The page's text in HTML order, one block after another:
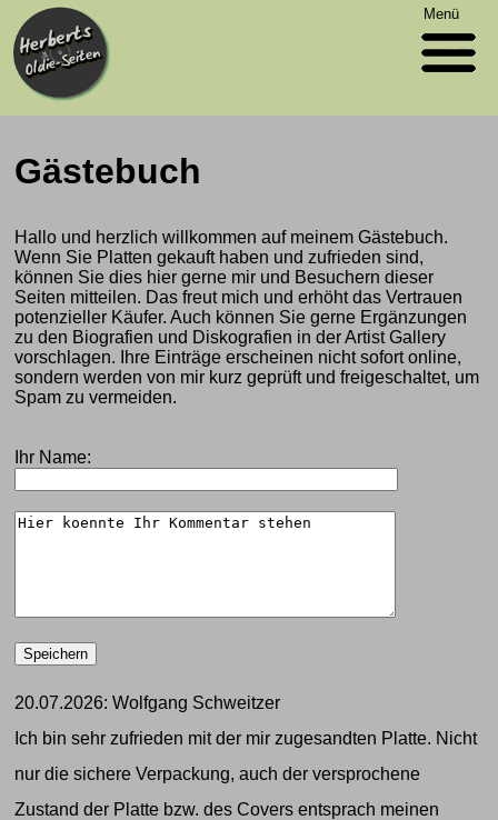
Menü
Gästebuch
Hallo und herzlich willkommen auf meinem Gästebuch.
Wenn Sie Platten gekauft haben und zufrieden sind,
können Sie dies hier gerne mir und Besuchern dieser
Seiten mitteilen. Das freut mich und erhöht das Vertrauen
potenzieller Käufer. Auch können Sie gerne Ergänzungen
zu den Biografien und Diskografien in der Artist Gallery
vorschlagen. Ihre Einträge erscheinen nicht sofort online,
sondern werden von mir kurz geprüft und freigeschaltet, um
Spam zu vermeiden.
Ihr Name:
20.07.2026: Wolfgang Schweitzer
Ich bin sehr zufrieden mit der mir zugesandten Platte. Nicht
nur die sichere Verpackung, auch der versprochene
Zustand der Platte bzw. des Covers entsprach meinen